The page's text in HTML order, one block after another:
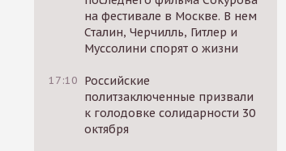
на фестивале в Москве. В нем
Сталин, Черчилль, Гитлер и
Муссолини спорят о жизни
17:10 Российские
политзаключенные призвали
к голодовке солидарности 30
октября